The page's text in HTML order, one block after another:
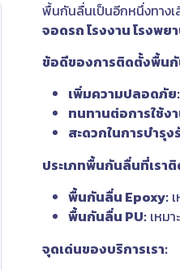
พื้นกันลื่นเป็นอีกหนึ่งทาง
จอดรถ โรงงาน โรงพย
ข้อดีของการติดตั้งพื้น
เพิ่มความปลอดภัย:
ทนทานต่อการใช้ง
สะดวกในการบำรุง
ประเภทพื้นกันลื่นที่เรา
พื้นกันลื่น Epoxy:
พื้นกันลื่น PU: เหม
จุดเด่นของบริการเรา: